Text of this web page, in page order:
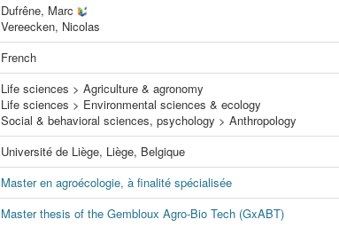
Dufrêne, Marc
Vereecken, Nicolas
French
Life sciences > Agriculture & agronomy
Life sciences > Environmental sciences & ecology
Social & behavioral sciences, psychology > Anthropology
Université de Liège, Liège, Belgique
Master en agroécologie, à finalité spécialisée
Master thesis of the Gembloux Agro-Bio Tech (GxABT)